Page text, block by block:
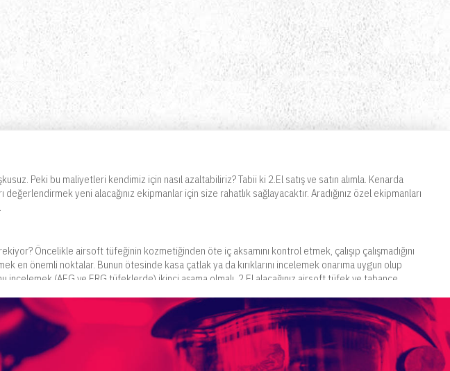
Peki bu maliyetleri kendimiz için nasıl azaltabiliriz? Tabii ki 2.El satış ve satın alımla. Kenarda
yeni alacağınız ekipmanlar için size rahatlık sağlayacaktır. Aradığınız özel ekipmanları
Öncelikle airsoft tüfeğinin kozmetiğinden öte iç aksamını kontrol etmek, çalışıp çalışmadığını
en önemli noktalar. Bunun ötesinde kasa çatlak ya da kırıklarını incelemek onarıma uygun olup
incelemek (AEG ve ERG tüfeklerde) ikinci aşama olmalı. 2.El alacağınız airsoft tüfek ve tabance
arıyorsunuz? Aradığınız şey 2.El ürünler olabilir. Yeni kuracağınız sahada büyük bir adım atmadan
yollar arıyorsanız 2.El ürünleri inceleyin. İhtiyaçlarınızı karşılayacak 2.El kamuflajlar, 2.El
bir çok ürün karşınıza çıkabilir.